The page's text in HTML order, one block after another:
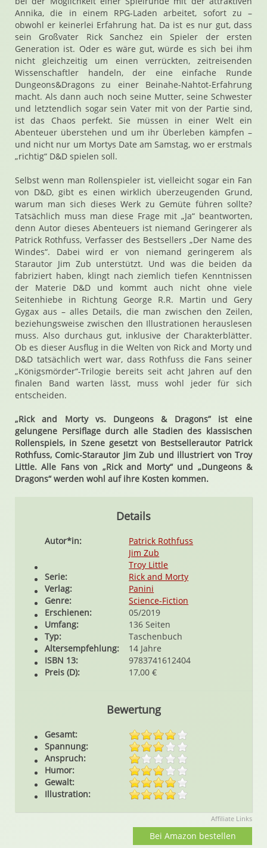
Annika, die in einem RPG-Laden arbeitet, sofort zu –
obwohl er keinerlei Erfahrung hat. Da ist es nur gut, dass
sein Großvater Rick Sanchez ein Spieler der ersten
Generation ist. Oder es wäre gut, würde es sich bei ihm
nicht gleichzeitig um einen verrückten, zeitreisenden
Wissenschaftler handeln, der eine einfache Runde
Dungeons&Dragons zu einer Beinahe-Nahtot-Erfahrung
macht. Als dann auch noch seine Mutter, seine Schwester
und letztendlich sogar sein Vater mit von der Partie sind,
ist das Chaos perfekt. Sie müssen in einer Welt ein
Abenteuer überstehen und um ihr Überleben kämpfen –
und nicht nur um Mortys Date am Samstag, wo er erstmals
„richtig“ D&D spielen soll.
Selbst wenn man Rollenspieler ist, vielleicht sogar ein Fan
von D&D, gibt es einen wirklich überzeugenden Grund,
warum man sich dieses Werk zu Gemüte führen sollte?
Tatsächlich muss man diese Frage mit „Ja“ beantworten,
denn Autor dieses Abenteuers ist niemand Geringerer als
Patrick Rothfuss, Verfasser des Bestsellers „Der Name des
Windes“. Dabei wird er von niemand geringerem als
Starautor Jim Zub unterstützt. Und was die beiden da
fabriziert haben, klingt nach ziemlich tiefen Kenntnissen
der Materie D&D und kommt auch nicht ohne viele
Seitenhiebe in Richtung George R.R. Martin und Gery
Gygax aus – alles Details, die man zwischen den Zeilen,
beziehungsweise zwischen den Illustrationen herauslesen
muss. Also durchaus gut, inklusive der Charakterblätter.
Ob es dieser Ausflug in die Welten von Rick and Morty und
D&D tatsächlich wert war, dass Rothfuss die Fans seiner
„Königsmörder“-Trilogie bereits seit acht Jahren auf den
finalen Band warten lässt, muss wohl jeder für sich
entscheiden.
„Rick and Morty vs. Dungeons & Dragons” ist eine
gelungene Persiflage durch alle Stadien des klassischen
Rollenspiels, in Szene gesetzt von Bestsellerautor Patrick
Rothfuss, Comic-Starautor Jim Zub und illustriert von Troy
Little. Alle Fans von „Rick and Morty“ und „Dungeons &
Dragons“ werden wohl auf ihre Kosten kommen.
Details
Autor*in:
Patrick Rothfuss
Jim Zub
Troy Little
Serie:
Rick and Morty
Verlag:
Panini
Genre:
Science-Fiction
Erschienen:
05/2019
Umfang:
136 Seiten
Typ:
Taschenbuch
Altersempfehlung:
14 Jahre
ISBN 13:
9783741612404
Preis (D):
17,00 €
Bewertung
Gesamt:
Spannung:
Anspruch:
Humor:
Gewalt:
Illustration:
Affiliate Links
Bei Amazon bestellen